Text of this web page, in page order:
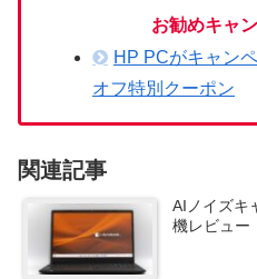
お勧めキャ
HP PCがキャン
オフ特別クーポン
関連記事
AIノイズキ
機レビュー